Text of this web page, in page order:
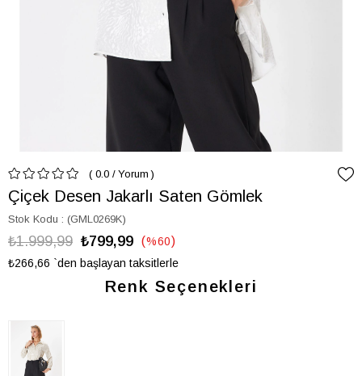
0.0 / Yorum
Çiçek Desen Jakarlı Saten Gömlek
Stok Kodu (GML0269K)
₺1.999,99 ₺799,99 %60
İndirim
₺266,66 `den başlayan taksitlerle
Renk Seçenekleri